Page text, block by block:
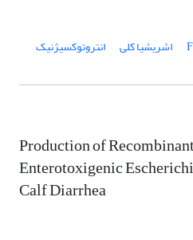
اشریشیا کلی انتروتوکسیژنیک
Production of
Enterotoxigenic
Calf Diarrhea